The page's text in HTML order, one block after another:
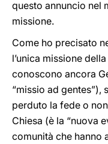
questo annuncio nel
missione.
Come ho precisato
l’unica missione
conoscono ancora
“missio ad gentes”),
perduto la fede o
Chiesa (è la “nuova
comunità che hanno